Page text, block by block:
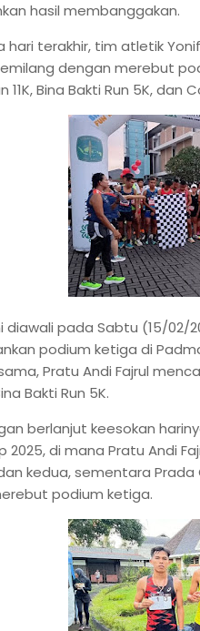
hasil membanggakan.
hari terakhir, tim atletik
dengan merebut
11K, Bina Bakti Run 5K, dan
diawali pada Sabtu (15/02/
podium ketiga di
Pratu Andi Fajrul
Bakti Run 5K.
berlanjut keesokan
2025, di mana Pratu Andi
kedua, sementara Prada
podium ketiga.